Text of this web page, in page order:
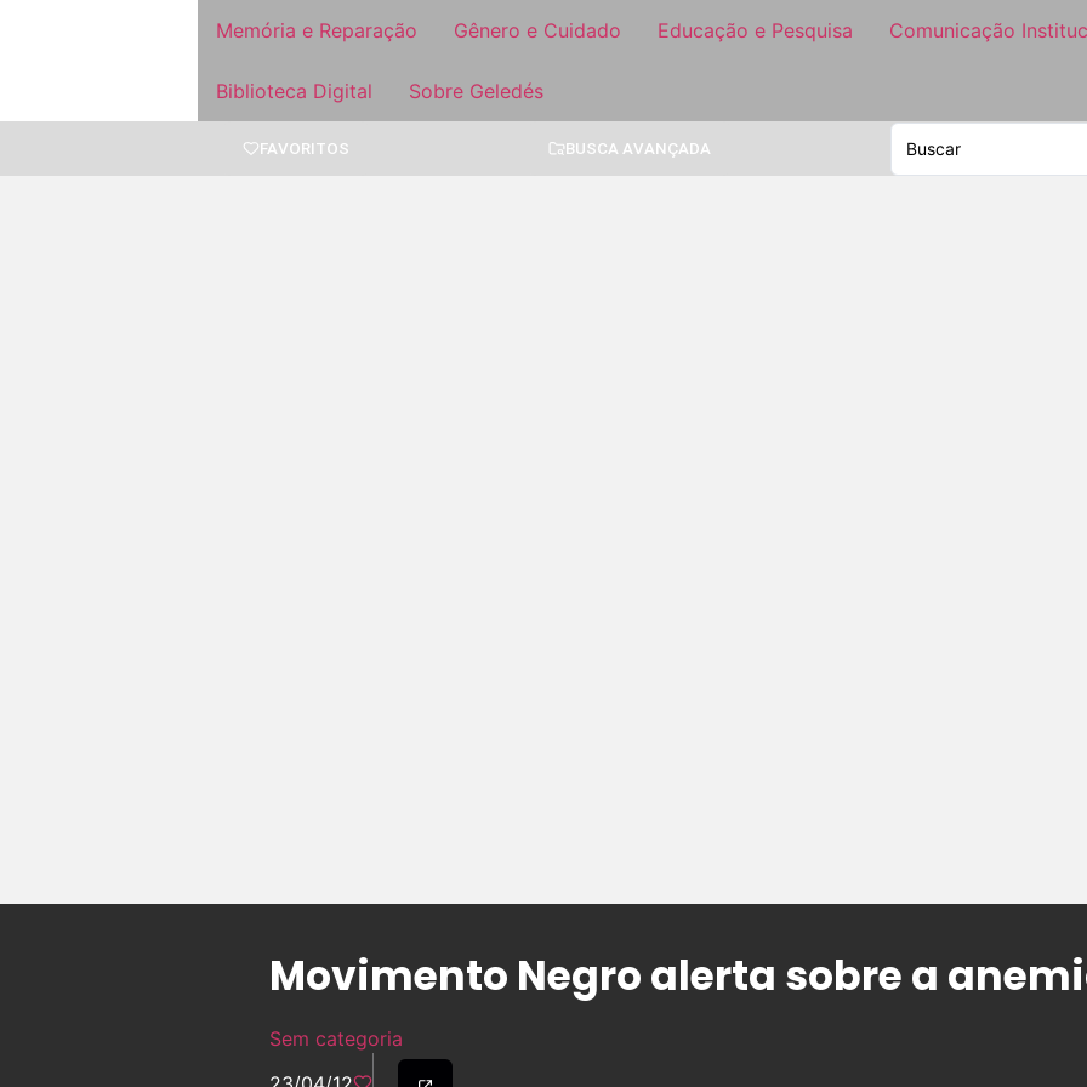
Memória e Reparação Gênero e Cuidado Educação e Pesquisa Comunicação
Biblioteca Digital Sobre Geledés
FAVORITOS BUSCA AVANÇADA
Movimento Negro alerta sobre a
Sem categoria